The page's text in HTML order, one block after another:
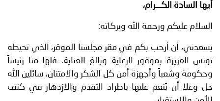
أيها السادة الكـــرام،
السلام عليكم ورحمة الله وبركاته:
يسعدني، أن أرحب بكم في مقر مجلسنا الموقر، الذي تحيطه
تونس العزيزة بموفور الرعاية وبالغ العناية. فلها منا رئيساً
وحكومة وشعباً وأجهزة أمن كل الشكر والامتنان، سائلين الله
جل وعلا أن يُنعم عليها باطراد التقدم والازدهار في كنف